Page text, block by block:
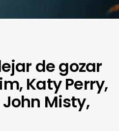
de gozar
Katy Perry,
Misty,